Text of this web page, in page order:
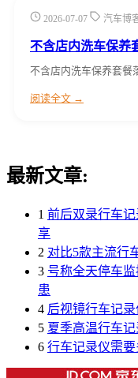
2026-07-07 汽车博
不含店内洗车保养
不含店内洗车保养套餐
阅读全文 →
最新文章:
1 前后双录行车
享
2 对比5款主流行
3 号称全天停车
患
4 后视镜行车记
5 夏季高温行车
6 行车记录仪需